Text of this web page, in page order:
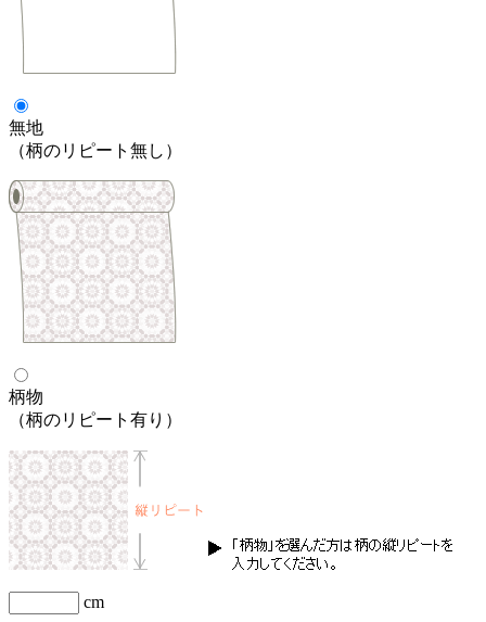
無地
（柄のリピート無し）
柄物
（柄のリピート有り）
cm